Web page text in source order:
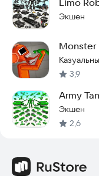
* Динамичная и
множества
игру сейчас, чтобы
Экшен
Monster
3,9
Army
Экшен
2,6